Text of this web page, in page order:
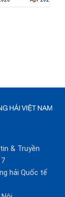
& Truyền
hải Quốc tế